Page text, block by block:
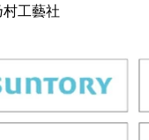
工藝社